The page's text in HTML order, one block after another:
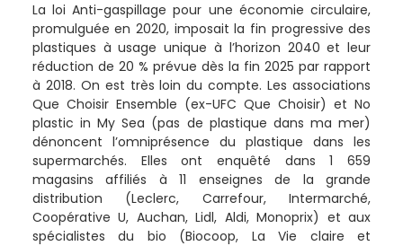
La loi Anti-gaspillage pour une économie circulaire,
promulguée en 2020, imposait la fin progressive des
plastiques à usage unique à l’horizon 2040 et leur
réduction de 20 % prévue dès la fin 2025 par rapport
à 2018. On est très loin du compte. Les associations
Que Choisir Ensemble (ex-UFC Que Choisir) et No
plastic in My Sea (pas de plastique dans ma mer)
dénoncent l’omniprésence du plastique dans les
supermarchés. Elles ont enquêté dans 1 659
magasins affiliés à 11 enseignes de la grande
distribution (Leclerc, Carrefour, Intermarché,
Coopérative U, Auchan, Lidl, Aldi, Monoprix) et aux
spécialistes du bio (Biocoop, La Vie claire et